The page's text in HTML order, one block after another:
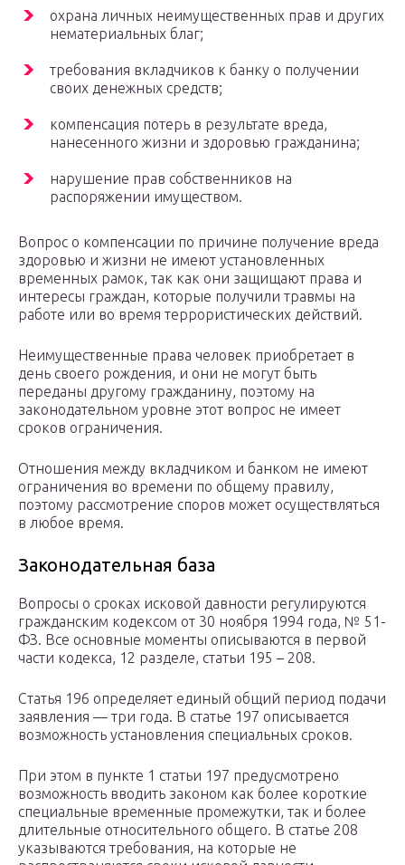
охрана личных неимущественных прав и других
нематериальных благ;
требования вкладчиков к банку о получении
своих денежных средств;
компенсация потерь в результате вреда,
нанесенного жизни и здоровью гражданина;
нарушение прав собственников на
распоряжении имуществом.
Вопрос о компенсации по причине получение вреда
здоровью и жизни не имеют установленных
временных рамок, так как они защищают права и
интересы граждан, которые получили травмы на
работе или во время террористических действий.
Неимущественные права человек приобретает в
день своего рождения, и они не могут быть
переданы другому гражданину, поэтому на
законодательном уровне этот вопрос не имеет
сроков ограничения.
Отношения между вкладчиком и банком не имеют
ограничения во времени по общему правилу,
поэтому рассмотрение споров может осуществляться
в любое время.
Законодательная база
Вопросы о сроках исковой давности регулируются
гражданским кодексом от 30 ноября 1994 года, № 51-
ФЗ. Все основные моменты описываются в первой
части кодекса, 12 разделе, статьи 195 – 208.
Статья 196 определяет единый общий период подачи
заявления — три года. В статье 197 описывается
возможность установления специальных сроков.
При этом в пункте 1 статьи 197 предусмотрено
возможность вводить законом как более короткие
специальные временные промежутки, так и более
длительные относительного общего. В статье 208
указываются требования, на которые не